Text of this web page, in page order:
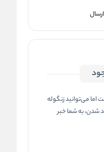
اما می‌توانید زنگوله
شدن، به شما خبر